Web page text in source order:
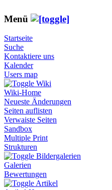
Menü
Startseite
Suche
Kontaktiere uns
Kalender
Users map
Wiki
Wiki-Home
Neueste Änderungen
Seiten auflisten
Verwaiste Seiten
Sandbox
Multiple Print
Strukturen
Bildergalerien
Galerien
Bewertungen
Artikel